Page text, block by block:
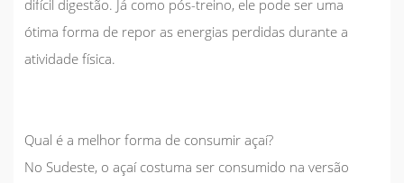
difícil digestão. Já como pós-treino, ele pode ser uma
ótima forma de repor as energias perdidas durante a
atividade física.
Qual é a melhor forma de consumir açaí?
No Sudeste, o açaí costuma ser consumido na versão